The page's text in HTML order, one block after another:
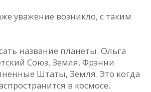
уважение возникло, с таким
название планеты. Ольга
Союз, Земля. Фрэнни
Штаты, Земля. Это когда
в космосе.